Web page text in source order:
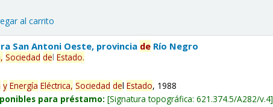
al carrito
San Antoni Oeste, provincia de Río Negro
Sociedad delEstado.
y Energía Eléctrica, Sociedad delEstado, 1988
para préstamo: Signatura topográfica:621.374.5/A282/v.4